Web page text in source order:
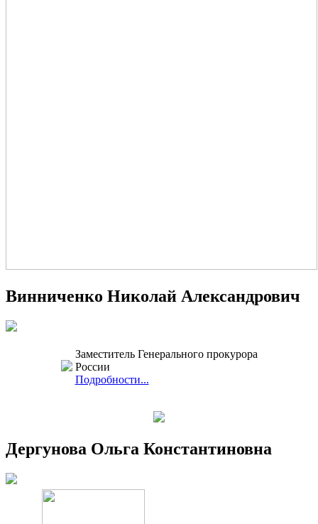
Винниченко Николай Александрович
Заместитель Генерального прокурора
России
Подробности...
Дергунова Ольга Константиновна